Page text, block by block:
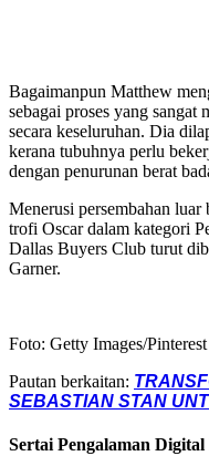
Bagaimanpun Matthew
sebagai proses yang sangat
secara keseluruhan. Dia
kerana tubuhnya perlu
dengan penurunan berat
Menerusi persembahan
trofi Oscar dalam kategori
Dallas Buyers Club turut
Garner.
Foto: Getty Images/Pinterest
Pautan berkaitan:
SEBASTIAN STAN
Sertai Pengalaman